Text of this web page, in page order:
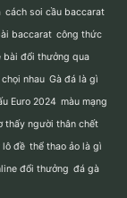
cách soi cầu baccarat
baccarat công thức
bài đổi thưởng qua
chọi nhau Gà đá là gì
Euro 2024 màu mạng
thấy người thân chết
lô đề thể thao ảo là gì
đổi thưởng đá gà